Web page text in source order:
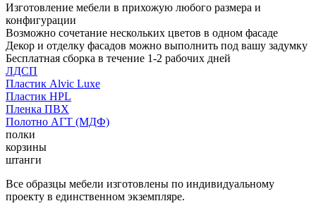
Изготовление мебели в прихожую любого размера и
конфигурации
Возможно сочетание нескольких цветов в одном фасаде
Декор и отделку фасадов можно выполнить под вашу задумку
Бесплатная сборка в течение 1-2 рабочих дней
ЛДСП
Пластик Alvic Luxe
Пластик HPL
Пленка ПВХ
Полотно АГТ (МДФ)
полки
корзины
штанги
Все образцы мебели изготовлены по индивидуальному
проекту в единственном экземпляре.